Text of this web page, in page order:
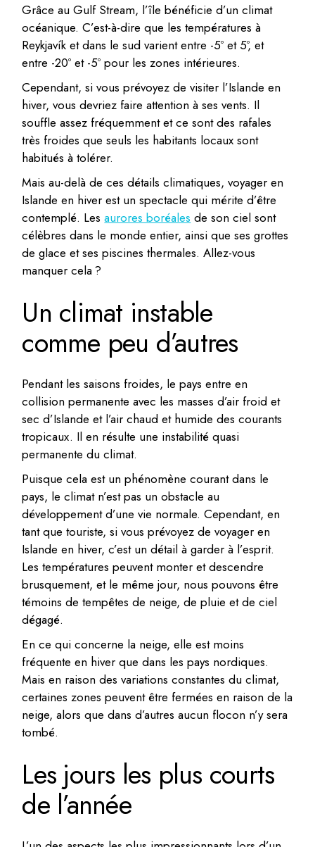
Grâce au Gulf Stream, l’île bénéficie d’un climat
océanique. C’est-à-dire que les températures à
Reykjavík et dans le sud varient entre -5º et 5º, et
entre -20º et -5º pour les zones intérieures.
Cependant, si vous prévoyez de visiter l’Islande en
hiver, vous devriez faire attention à ses vents. Il
souffle assez fréquemment et ce sont des rafales
très froides que seuls les habitants locaux sont
habitués à tolérer.
Mais au-delà de ces détails climatiques, voyager en
Islande en hiver est un spectacle qui mérite d’être
contemplé. Lesaurores boréales de son ciel sont
célèbres dans le monde entier, ainsi que ses grottes
de glace et ses piscines thermales. Allez-vous
manquer cela ?
Un climat instable
comme peu d’autres
Pendant les saisons froides, le pays entre en
collision permanente avec les masses d’air froid et
sec d’Islande et l’air chaud et humide des courants
tropicaux. Il en résulte une instabilité quasi
permanente du climat.
Puisque cela est un phénomène courant dans le
pays, le climat n’est pas un obstacle au
développement d’une vie normale. Cependant, en
tant que touriste, si vous prévoyez de voyager en
Islande en hiver, c’est un détail à garder à l’esprit.
Les températures peuvent monter et descendre
brusquement, et le même jour, nous pouvons être
témoins de tempêtes de neige, de pluie et de ciel
dégagé.
En ce qui concerne la neige, elle est moins
fréquente en hiver que dans les pays nordiques.
Mais en raison des variations constantes du climat,
certaines zones peuvent être fermées en raison de la
neige, alors que dans d’autres aucun flocon n’y sera
tombé.
Les jours les plus courts
de l’année